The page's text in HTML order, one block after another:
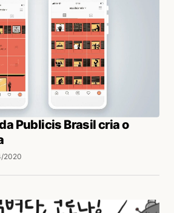
Publicis Brasil cria o
2020